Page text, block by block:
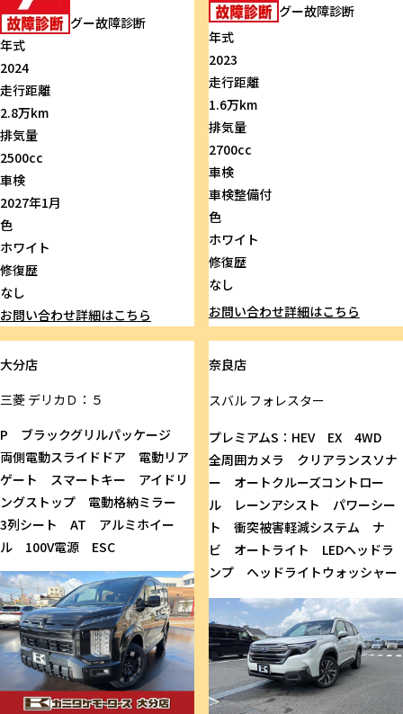
グー故障診断
年式
2024
走行距離
2.8万km
排気量
2500cc
車検
2027年1月
色
ホワイト
修復歴
なし
お問い合わせ詳細はこちら
グー故障診断
年式
2023
走行距離
1.6万km
排気量
2700cc
車検
車検整備付
色
ホワイト
修復歴
なし
お問い合わせ詳細はこちら
大分店
三菱 デリカＤ：５
P ブラックグリルパッケージ
両側電動スライドドア 電動リア
ゲート スマートキー アイドリ
ングストップ 電動格納ミラー
3列シート AT アルミホイー
ル 100V電源 ESC
奈良店
スバルフォレスター
プレミアムS：HEV EX 4WD
全周囲カメラ クリアランスソナ
ー オートクルーズコントロー
ル レーンアシスト パワーシー
ト 衝突被害軽減システム ナ
ビ オートライト LEDヘッドラ
ンプ ヘッドライトウォッシャー